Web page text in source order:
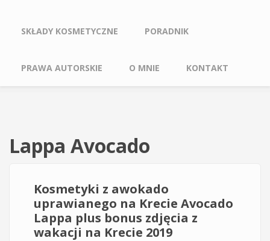
SKŁADY KOSMETYCZNE PORADNIK
PRAWA AUTORSKIE O MNIE KONTAKT
Lappa Avocado
Kosmetyki z awokado
uprawianego na Krecie Avocado
Lappa plus bonus zdjęcia z
wakacji na Krecie 2019